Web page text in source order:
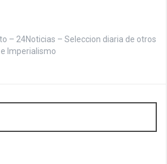
– 24Noticias – Seleccion diaria de otros
Imperialismo